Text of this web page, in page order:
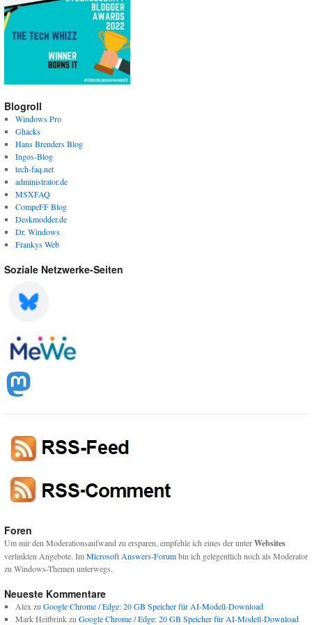
Blogroll
Windows Pro
Ghacks
Hans Brenders Blog
Ingos-Blog
tech-faq.net
administrator.de
MSXFAQ
CompeFF Blog
Deskmodder.de
Dr. Windows
Frankys Web
Soziale Netzwerke-Seiten
Foren
Um mir den Moderationsaufwand zu ersparen, empfehle ich eines der unterWebsites
verlinkten Angebote. ImMicrosoft Answers-Forumbin ich gelegentlich noch als Moderator
zu Windows-Themen unterwegs.
Neueste Kommentare
Alex zu Google Chrome / Edge: 20 GB Speicher für AI-Modell-Download
Mark Heitbrinkzu Google Chrome / Edge: 20 GB Speicher für AI-Modell-Download